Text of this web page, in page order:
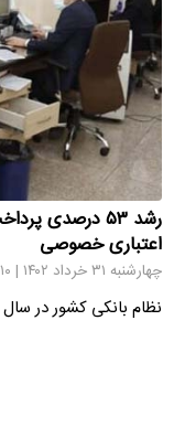
رشد ۵۳ درصدی
اعتباری خصوصی
چهارشنبه ۳۱ خرداد ۱۴۰۲ | ۱۷:۱۰
نظام بانکی کشور در سال ۱۴۰۱ مجموعاً ۴۴ میلیون و ۴۸۵ هزار و ۲…